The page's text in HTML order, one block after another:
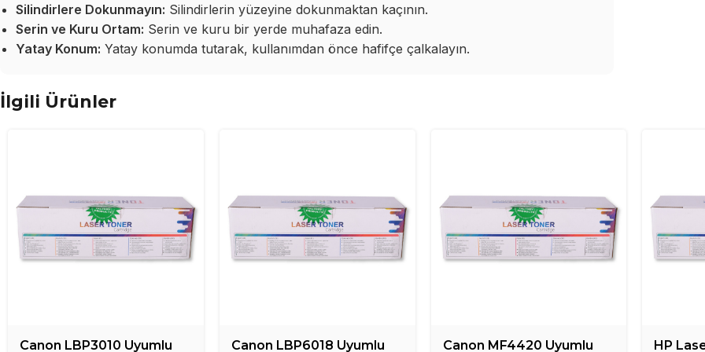
Silindirlere Dokunmayın: Silindirlerin yüzeyine dokunmaktan kaçının.
Serin ve Kuru Ortam: Serin ve kuru bir yerde muhafaza edin.
Yatay Konum: Yatay konumda tutarak, kullanımdan önce hafifçe çalkalayın.
İlgili Ürünler
Canon LBP3010 Uyumlu Canon LBP6018 Uyumlu Canon MF4420 Uyumlu HP